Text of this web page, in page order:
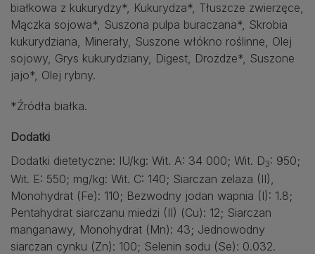
białkowa z kukurydzy*, Kukurydza*, Tłuszcze zwierzęce,
Mączka sojowa*, Suszona pulpa buraczana*, Skrobia
kukurydziana, Minerały, Suszone włókno roślinne, Olej
sojowy, Grys kukurydziany, Digest, Drożdże*, Suszone
jajo*, Olej rybny.
*Źródła białka.
Dodatki
Dodatki dietetyczne: IU/kg: Wit. A: 34 000; Wit. D3: 950;
Wit. E: 550; mg/kg: Wit. C: 140; Siarczan żelaza (II),
Monohydrat (Fe): 110; Bezwodny jodan wapnia (I): 1.8;
Pentahydrat siarczanu miedzi (II) (Cu): 12; Siarczan
manganawy, Monohydrat (Mn): 43; Jednowodny
siarczan cynku (Zn): 100; Selenin sodu (Se): 0.032.